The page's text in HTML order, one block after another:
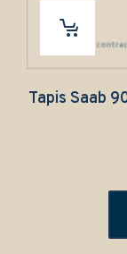
Saab 9000
Saab